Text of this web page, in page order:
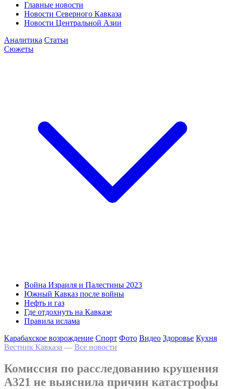
Главные новости
Новости Северного Кавказа
Новости Центральной Азии
Аналитика Статьи
Сюжеты
Война Израиля и Палестины 2023
Южный Кавказ после войны
Нефть и газ
Где отдохнуть на Кавказе
Правила ислама
Карабахское возрождение Спорт Фото Видео Здоровье Кухня
Вестник Кавказа — Все новости
Комиссия по расследованию крушения
A321 не выяснила причин катастрофы